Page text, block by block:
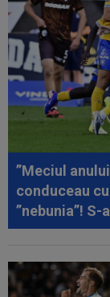
”Meciul
conduceau
”nebunia”!